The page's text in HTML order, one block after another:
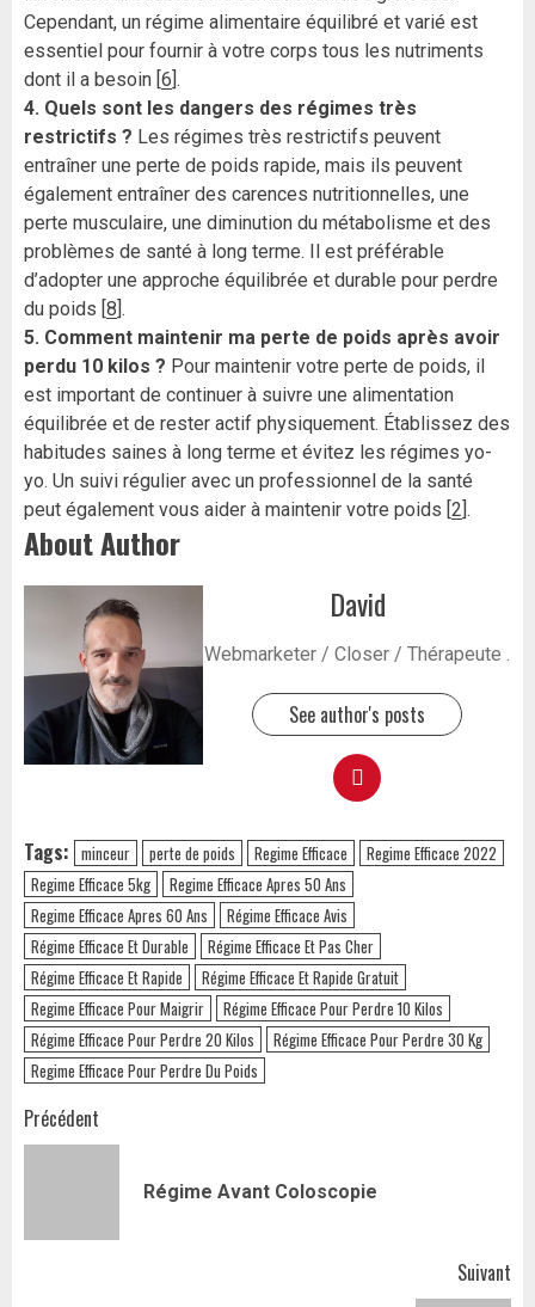
Cependant, un régime alimentaire équilibré et varié est
essentiel pour fournir à votre corps tous les nutriments
dont il a besoin [6].
4. Quels sont les dangers des régimes très
restrictifs ? Les régimes très restrictifs peuvent
entraîner une perte de poids rapide, mais ils peuvent
également entraîner des carences nutritionnelles, une
perte musculaire, une diminution du métabolisme et des
problèmes de santé à long terme. Il est préférable
d’adopter une approche équilibrée et durable pour perdre
du poids [8].
5. Comment maintenir ma perte de poids après avoir
perdu 10 kilos ? Pour maintenir votre perte de poids, il
est important de continuer à suivre une alimentation
équilibrée et de rester actif physiquement. Établissez des
habitudes saines à long terme et évitez les régimes yo-
yo. Un suivi régulier avec un professionnel de la santé
peut également vous aider à maintenir votre poids [2].
About Author
David
Webmarketer / Closer / Thérapeute .
See author's posts
Tags: minceur perte de poids Regime Efficace
Regime Efficace 2022
Regime Efficace 5kg
Regime Efficace Apres 50 Ans
Regime Efficace Apres 60 Ans
Régime Efficace Avis
Régime Efficace Et Durable
Régime Efficace Et Pas Cher
Régime Efficace Et Rapide
Régime Efficace Et Rapide Gratuit
Regime Efficace Pour Maigrir
Régime Efficace Pour Perdre 10 Kilos
Régime Efficace Pour Perdre 20 Kilos
Régime Efficace Pour Perdre 30 Kg
Regime Efficace Pour Perdre Du Poids
Navigation
Précédent
Régime Avant Coloscopie
Suivant